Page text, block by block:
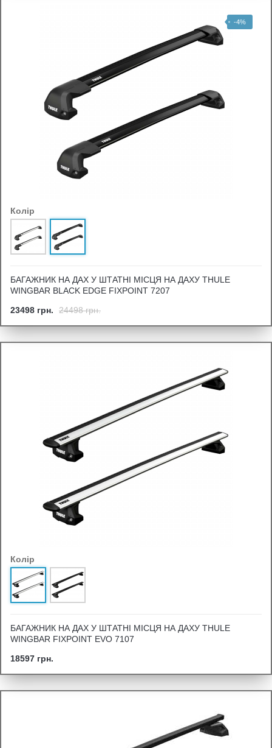
-4%
Колір
БАГАЖНИК НА ДАХ У ШТАТНІ МІСЦЯ НА ДАХУ THULE
WINGBAR BLACK EDGE FIXPOINT 7207
23498 грн.
24498 грн.
Колір
БАГАЖНИК НА ДАХ У ШТАТНІ МІСЦЯ НА ДАХУ THULE
WINGBAR FIXPOINT EVO 7107
18597 грн.